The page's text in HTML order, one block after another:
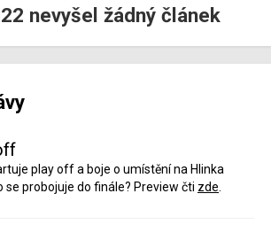
nevyšel žádný článek
play off a boje o umístění na Hlinka
se probojuje do finále? Preview čti zde.